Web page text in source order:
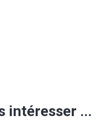
intéresser ...